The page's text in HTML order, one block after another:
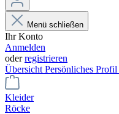
Menü schließen
Ihr Konto
Anmelden
oderregistrieren
Übersicht Persönliches Profil
Kleider
Röcke